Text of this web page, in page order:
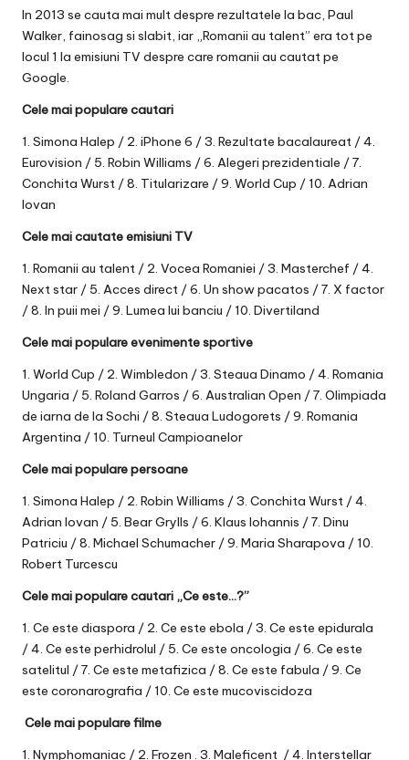
In 2013 se cauta mai mult despre rezultatele la bac, Paul
Walker, fainosag si slabit, iar „Romanii au talent” era tot pe
locul 1 la emisiuni TV despre care romanii au cautat pe
Google.
Cele mai populare cautari
1. Simona Halep / 2. iPhone 6 / 3. Rezultate bacalaureat / 4.
Eurovision / 5. Robin Williams / 6. Alegeri prezidentiale / 7.
Conchita Wurst / 8. Titularizare / 9. World Cup / 10. Adrian
Iovan
Cele mai cautate emisiuni TV
1. Romanii au talent / 2. Vocea Romaniei / 3. Masterchef / 4.
Next star / 5. Acces direct / 6. Un show pacatos / 7. X factor
/ 8. In puii mei / 9. Lumea lui banciu / 10. Divertiland
Cele mai populare evenimente sportive
1. World Cup / 2. Wimbledon / 3. Steaua Dinamo / 4. Romania
Ungaria / 5. Roland Garros / 6. Australian Open / 7. Olimpiada
de iarna de la Sochi / 8. Steaua Ludogorets / 9. Romania
Argentina / 10. Turneul Campioanelor
Cele mai populare persoane
1. Simona Halep / 2. Robin Williams / 3. Conchita Wurst / 4.
Adrian Iovan / 5. Bear Grylls / 6. Klaus Iohannis / 7. Dinu
Patriciu / 8. Michael Schumacher / 9. Maria Sharapova / 10.
Robert Turcescu
Cele mai populare cautari „Ce este…?”
1. Ce este diaspora / 2. Ce este ebola / 3. Ce este epidurala
/ 4. Ce este perhidrolul / 5. Ce este oncologia / 6. Ce este
satelitul / 7. Ce este metafizica / 8. Ce este fabula / 9. Ce
este coronarografia / 10. Ce este mucoviscidoza
Cele mai populare filme
1. Nymphomaniac / 2. Frozen . 3. Maleficent / 4. Interstellar